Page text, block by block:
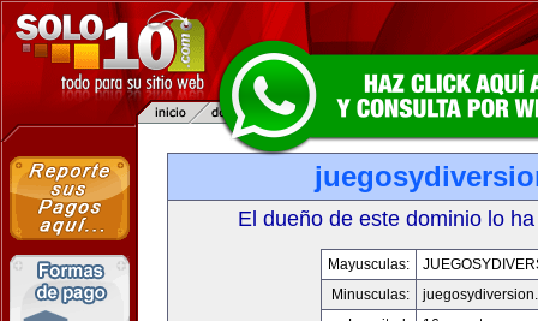
El dueño de este dominio lo
Mayusculas:
Minusculas: